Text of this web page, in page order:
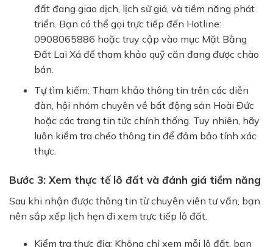
đất đang giao dịch, lịch sử giá, và tiềm năng phát
triển. Bạn có thể gọi trực tiếp đến Hotline:
0908065886 hoặc truy cập vào mục Mặt Bằng
Đất Lai Xáđể tham khảo quỹ căn đang được chào
bán.
Tự tìm kiếm: Tham khảo thông tin trên các diễn
đàn, hội nhóm chuyên về bất động sản Hoài Đức
hoặc các trang tin tức chính thống. Tuy nhiên, hãy
luôn kiểm tra chéo thông tin để đảm bảo tính xác
thực.
Bước 3: Xem thực tế lô đất và đánh giá tiềm năng
Sau khi nhận được thông tin từ chuyên viên tư vấn, bạn
nên sắp xếp lịch hẹn đi xem trực tiếp lô đất.
Kiểm tra thực địa: Không chỉ xem mỗi lô đất, bạn